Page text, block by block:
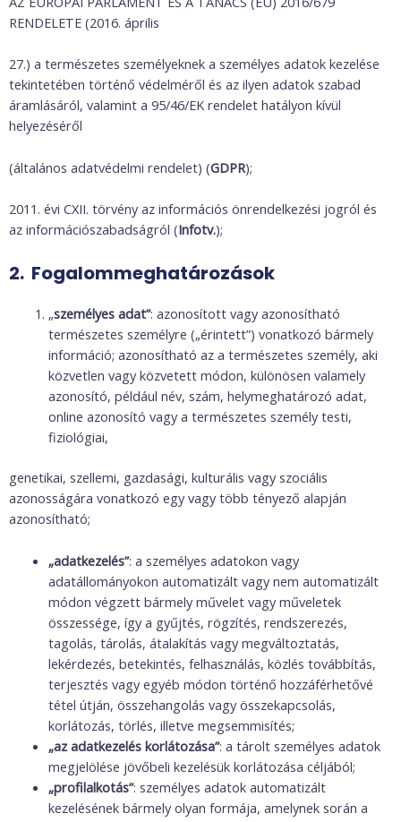
RENDELETE (2016. április
27.) a természetes személyeknek a személyes adatok kezelése
tekintetében történő védelméről és az ilyen adatok szabad
áramlásáról, valamint a 95/46/EK rendelet hatályon kívül
helyezéséről
(általános adatvédelmi rendelet) (GDPR);
2011. évi CXII. törvény az információs önrendelkezési jogról és
az információszabadságról (Infotv.);
2. Fogalommeghatározások
„személyes adat”: azonosított vagy azonosítható
természetes személyre („érintett”) vonatkozó bármely
információ; azonosítható az a természetes személy, aki
közvetlen vagy közvetett módon, különösen valamely
azonosító, például név, szám, helymeghatározó adat,
online azonosító vagy a természetes személy testi,
fiziológiai,
genetikai, szellemi, gazdasági, kulturális vagy szociális
azonosságára vonatkozó egy vagy több tényező alapján
azonosítható;
„adatkezelés”: a személyes adatokon vagy
adatállományokon automatizált vagy nem automatizált
módon végzett bármely művelet vagy műveletek
összessége, így a gyűjtés, rögzítés, rendszerezés,
tagolás, tárolás, átalakítás vagy megváltoztatás,
lekérdezés, betekintés, felhasználás, közlés továbbítás,
terjesztés vagy egyéb módon történő hozzáférhetővé
tétel útján, összehangolás vagy összekapcsolás,
korlátozás, törlés, illetve megsemmisítés;
„az adatkezelés korlátozása”: a tárolt személyes adatok
megjelölése jövőbeli kezelésük korlátozása céljából;
„profilalkotás”: személyes adatok automatizált
kezelésének bármely olyan formája, amelynek során a